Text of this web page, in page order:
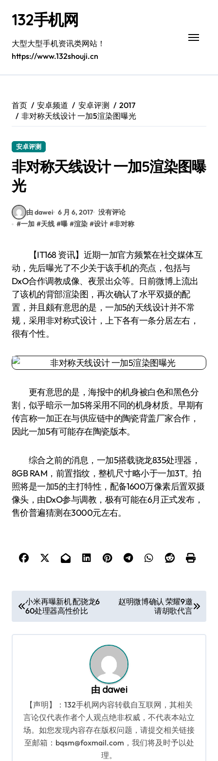
132手机网
大型大型手机资讯类网站！
https://www.132shouji.cn
首页 安卓频道 安卓评测
2017
非对称天线设计 一加5渲染图曝光
安卓评测
非对称天线设计 一加5渲染图曝
光
由 dawei 6 月 6, 2017 没有评论
#一加 #天线 #曝 #渲染 #设计 #非对称
【IT168 资讯】近期一加官方频繁在社交媒体互
动，先后曝光了不少关于该手机的亮点，包括与
DxO合作调教成像、夜景出众等。日前微博上流出
了该机的背部渲染图，再次确认了水平双摄的配
置，并且颇有意思的是，一加5的天线设计并不常
规，采用非对称式设计，上下各有一条分居左右，
很有个性。
更有意思的是，海报中的机身被白色和黑色分
割，似乎暗示一加5将采用不同的机身材质。早期有
传言称一加正在与供应链中的陶瓷背盖厂家合作，
因此一加5有可能存在陶瓷版本。
综合之前的消息，一加5搭载骁龙835处理器，
8GB RAM，前置指纹，整机尺寸略小于一加3T。拍
照将是一加5的主打特性，配备1600万像素后置双摄
像头，由DxO参与调教，极有可能在6月正式发布，
售价普遍猜测在3000元左右。
章
导
小米再曝新机 配骁龙6
60处理器高性价比
赵明微博确认 荣耀9邀
请胡歌代言
由 dawei
【声明】：132手机网内容转载自互联网，其相关
言论仅代表作者个人观点绝非权威，不代表本站立
场。如您发现内容存在版权问题，请提交相关链接
至邮箱：bqsm@foxmail.com，我们将及时予以处
理。